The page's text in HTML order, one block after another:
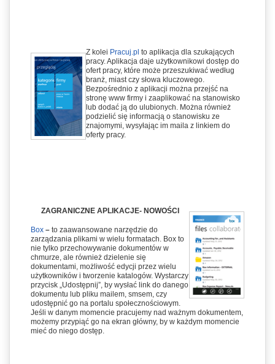
Z kolei Pracuj.pl to aplikacja dla szukających
pracy. Aplikacja daje użytkownikowi dostęp do
ofert pracy, które może przeszukiwać według
branż, miast czy słowa kluczowego.
Bezpośrednio z aplikacji można przejść na
stronę www firmy i zaaplikować na stanowisko
lub dodać ją do ulubionych. Można również
podzielić się informacją o stanowisku ze
znajomymi, wysyłając im maila z linkiem do
oferty pracy.
ZAGRANICZNE APLIKACJE- NOWOŚCI
Box – to zaawansowane narzędzie do
zarządzania plikami w wielu formatach. Box to
nie tylko przechowywanie dokumentów w
chmurze, ale również dzielenie się
dokumentami, możliwość edycji przez wielu
użytkowników i tworzenie katalogów. Wystarczy
przycisk „Udostępnij”, by wysłać link do danego
dokumentu lub pliku mailem, smsem, czy
udostępnić go na portalu społecznościowym.
Jeśli w danym momencie pracujemy nad ważnym dokumentem,
możemy przypiąć go na ekran główny, by w każdym momencie
mieć do niego dostęp.